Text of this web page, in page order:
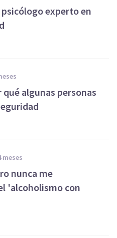
experto en
qué algunas personas
meses
nunca me
'alcoholismo con